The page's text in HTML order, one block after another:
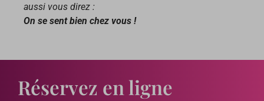
aussi vous direz :
On se sent bien chez vous !
Réservez en ligne